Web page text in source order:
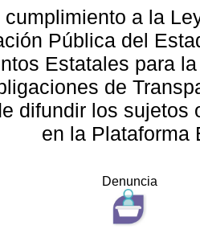
cumplimiento a la
Pública del
Estatales para
de
difundir los sujetos
en la Plataforma
Denuncia